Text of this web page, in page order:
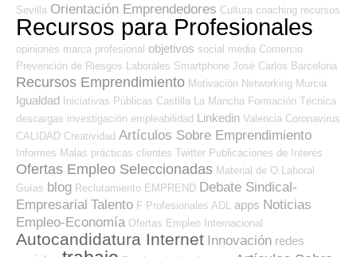
Sevilla Orientación Emprendedores Cultura coaching recursos
Recursos para Profesionales
opiniones marca profesional objetivos social media Comercio
Prevención de Riesgos Laborales Smartphone José Carlos Barcelona
Recursos Emprendimiento Motivación Networking Murcia
Igualdad Iniciativas Públicas Castilla La Mancha Formación Técnica
descargas investigación empleabilidad Linkedin Valencia Coronavirus
CALIDAD Creatividad Artículos Sobre Emprendimiento
Informes Malas prácticas clientes Twitter Publicaciones de Interés
Ofertas Empleo Seleccionadas Material de O.Laboral
Guías blog Reclutamiento EMPREND Debate Sindical-
Empresarial Talento F Profesionales ADL apps Noticias
Empleo-Economía Ofertas Empleo Internacional
Autocandidatura Internet Innovación redes